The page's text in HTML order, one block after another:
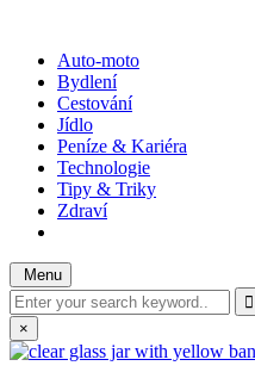
content
WOTODO?
rady, tipy a triky
Auto-moto
Bydlení
Cestování
Jídlo
Peníze & Kariéra
Technologie
Tipy & Triky
Zdraví
Menu
Search
for:
×